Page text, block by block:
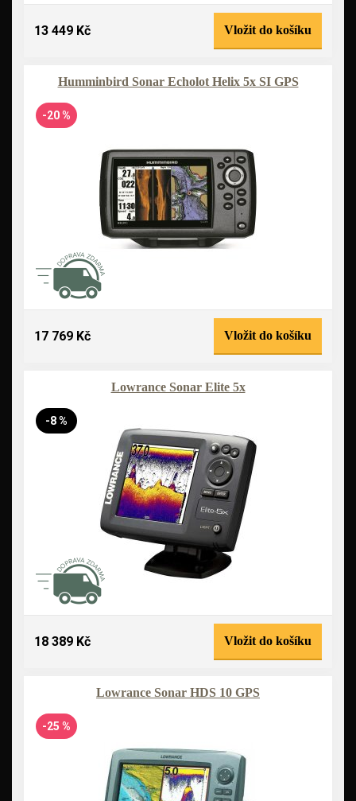
13 449 Kč Vložit do košíku
Humminbird Sonar Echolot Helix 5x SI GPS
-20 %
17 769 Kč Vložit do košíku
Lowrance Sonar Elite 5x
-8 %
18 389 Kč Vložit do košíku
Lowrance Sonar HDS 10 GPS
-25 %